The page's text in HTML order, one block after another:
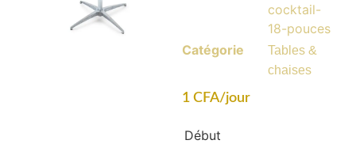
cocktail-
18-pouces
Catégorie
Tables &
chaises
1CFA/jour
Début